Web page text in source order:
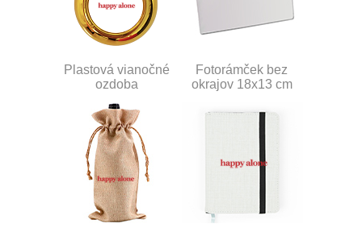
Plastová vianočné
ozdoba
Fotorámček bez
okrajov 18x13 cm